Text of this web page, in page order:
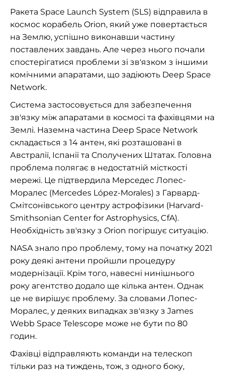
Ракета Space Launch System (SLS) відправила в
космос корабель Orion, який уже повертається
на Землю, успішно виконавши частину
поставлених завдань. Але через нього почали
спостерігатися проблеми зі зв'язком з іншими
комічними апаратами, що задіюють Deep Space
Network.
Система застосовується для забезпечення
зв'язку між апаратами в космосі та фахівцями на
Землі. Наземна частина Deep Space Network
складається з 14 антен, які розташовані в
Австралії, Іспанії та Сполучених Штатах. Головна
проблема полягає в недостатній місткості
мережі. Це підтвердила Мерседес Лопес-
Моралес (Mercedes López-Morales) з Гарвард-
Смітсонівського центру астрофізики (Harvard-
Smithsonian Center for Astrophysics, CfA).
Необхідність зв'язку з Orion погіршує ситуацію.
NASA знало про проблему, тому на початку 2021
року деякі антени пройшли процедуру
модернізації. Крім того, навесні нинішнього
року агентство додало ще кілька антен. Однак
це не вирішує проблему. За словами Лопес-
Моралес, у деяких випадках зв'язку з James
Webb Space Telescope може не бути по 80
годин.
Фахівці відправляють команди на телескоп
тільки раз на тиждень, тож, з одного боку,